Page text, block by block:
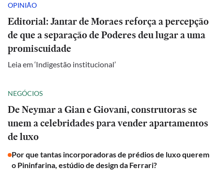
OPINIÃO
Editorial: Jantar de Moraes reforça a percepção
de que a separação de Poderes deu lugar a uma
promiscuidade
Leia em ‘Indigestão institucional’
NEGÓCIOS
De Neymar a Gian e Giovani, construtoras se
unem a celebridades para vender apartamentos
de luxo
Por que tantas incorporadoras de prédios de luxo querem
o Pininfarina, estúdio de design da Ferrari?